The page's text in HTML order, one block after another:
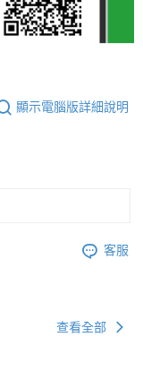
顯示電腦版詳細說明
客服
查看全部